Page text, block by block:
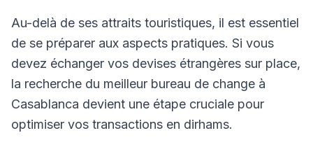
Au-delà de ses attraits touristiques, il est essentiel
de se préparer aux aspects pratiques. Si vous
devez échanger vos devises étrangères sur place,
la recherche du meilleur bureau de change à
Casablanca devient une étape cruciale pour
optimiser vos transactions en dirhams.